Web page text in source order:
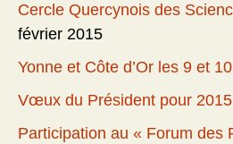
Cercle Quercynois des
février 2015
Yonne et Côte d’Or les 9 et 10
Vœux du Président pour 2015
Participation au « Forum des